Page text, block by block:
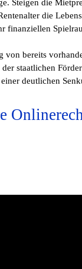
Steigen die
die
finanziellen
von bereits
staatlichen
deutlichen